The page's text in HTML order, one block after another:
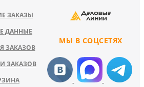
МЫ В СОЦСЕТЯХ
ЗАКАЗЫ
ДАННЫЕ
ЗАКАЗОВ
ЗАКАЗОВ